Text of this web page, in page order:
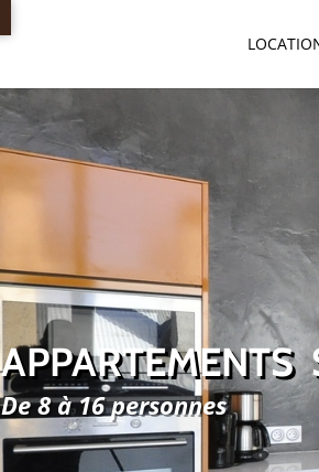
APPARTEMENTS
De 8 à 16 personnes